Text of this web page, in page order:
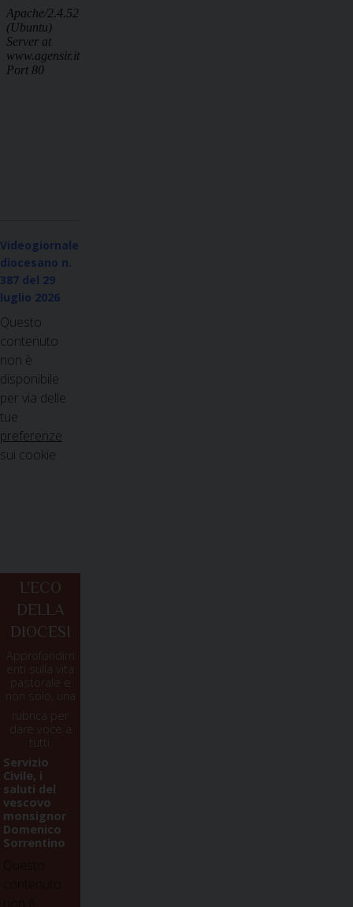
Videogiornale
diocesano n.
387 del 29
luglio 2026
Questo
contenuto
non è
disponibile
per via delle
tue
preferenze
sui cookie
L'ECO
DELLA
DIOCESI
Approfondim
enti sulla vita
pastorale e
non solo, una
rubrica per
dare voce a
tutti.
Servizio
Civile, i
saluti del
vescovo
monsignor
Domenico
Sorrentino